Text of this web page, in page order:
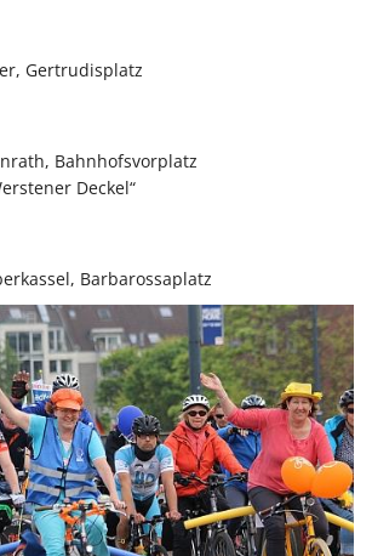
Gertrudisplatz
Bahnhofsvorplatz
Deckel“
Barbarossaplatz